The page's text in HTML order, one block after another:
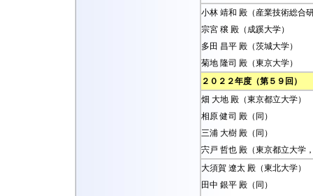
小林 靖和 殿（産業技術総合
宗宮 穣 殿（成蹊大学）
多田 昌平 殿（茨城大学）
菊地 隆司 殿（東京大学）
２０２２年度（第５９回）
畑 大地 殿（東京都立大学）
相原 健司 殿（同）
三浦 大樹 殿（同）
宍戸 哲也 殿（東京都立大学
大須賀 遼太 殿（東北大学）
田中 銀平 殿（同）